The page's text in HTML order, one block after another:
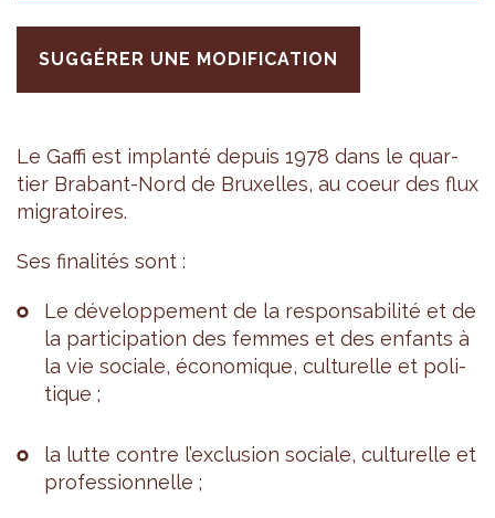
SUGGÉRER UNE MODIFICATION
Le Gaffi est implanté depuis 1978 dans le quar­
tier Bra­bant-Nord de Bruxelles, au coeur des flux
migra­toires.
Ses fina­li­tés sont :
Le déve­lop­pe­ment de la res­pon­sa­bi­lité et de
la par­ti­ci­pa­tion des femmes et des enfants à
la vie sociale, éco­no­mique, cultu­relle et poli­
tique ;
la lutte contre l’ex­clu­sion sociale, cultu­relle et
pro­fes­sion­nelle ;